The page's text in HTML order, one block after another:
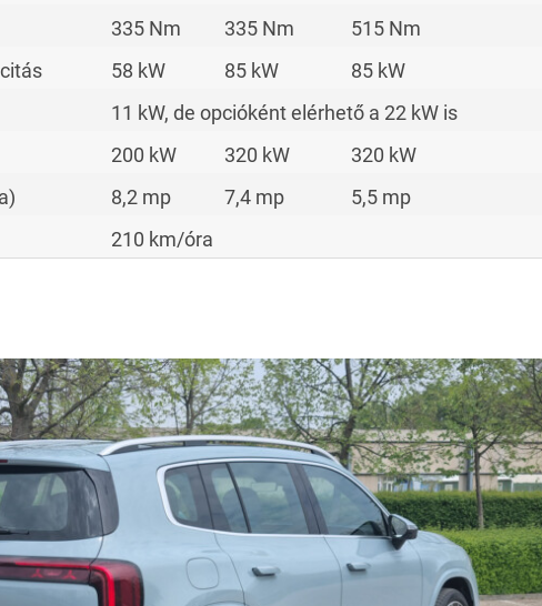
335 Nm 335 Nm
515 Nm
58 kW 85 kW
85 kW
11 kW, de opcióként elérhető a 22 kW is
200 kW 320 kW
320 kW
8,2 mp 7,4 mp
5,5 mp
210 km/óra